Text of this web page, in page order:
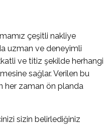
çeşitli nakliye
uzman ve deneyimli
ve titiz şekilde herhangi
sağlar. Verilen bu
her zaman ön planda
sizin belirlediğiniz